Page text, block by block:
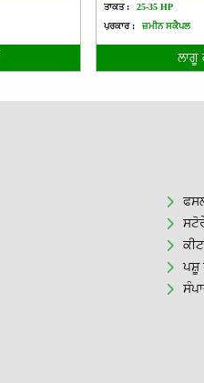
ਤਾਕਤ : 25-35 HP
ਪ੍ਰਕਾਰ :
ਜ਼ਮੀਨ ਸਕੈਪਲ
ਲਾਗੂ
ਪਸ਼ੂ